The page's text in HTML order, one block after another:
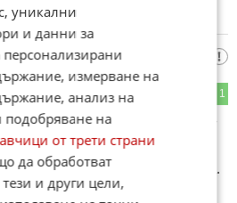
1
фиат относно офертата цитирам-
имат излишни пари по-добре
които имат...например
нямал продажби-край на цитата.
достатъчно ако си алчна и
уникални
и данни за
измерване на
анализ на
подобряване на
от трети страни
да обработват
и други цели,